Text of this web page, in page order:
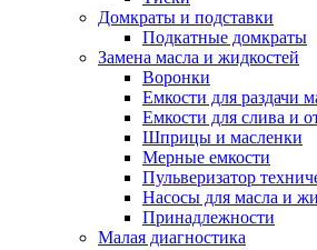
Домкраты и подставки
Подкатные домкраты
Замена масла и жидкостей
Воронки
Емкости для раздачи
Емкости для слива и
Шприцы и масленки
Мерные емкости
Пульверизатор
Насосы для масла и
Принадлежности
Малая диагностика